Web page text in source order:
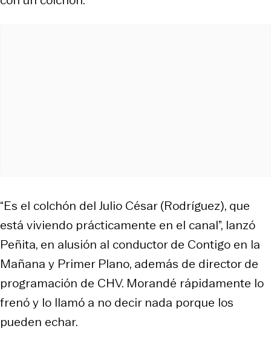
“Es el colchón del Julio César (Rodríguez), que
está viviendo prácticamente en el canal”, lanzó
Peñita, en alusión al conductor de Contigo en la
Mañana y Primer Plano, además de director de
programación de CHV. Morandé rápidamente lo
frenó y lo llamó a no decir nada porque los
pueden echar.